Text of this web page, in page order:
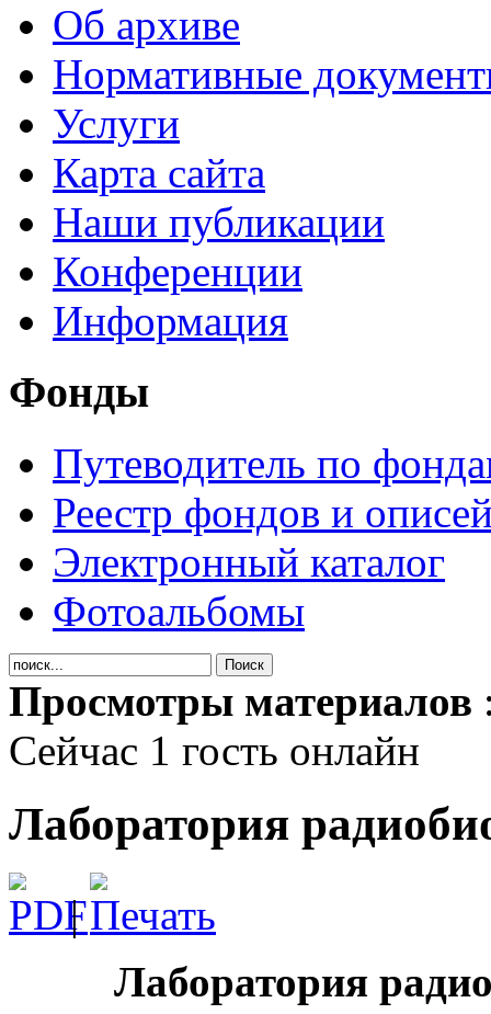
Об архиве
Нормативные
Услуги
Карта сайта
Наши публикации
Конференции
Информация
Фонды
Путеводитель по
Реестр фондов и
Электронный каталог
Фотоальбомы
Просмотры материалов
Сейчас 1 гость онлайн
Лаборатория
|
Лаборатория